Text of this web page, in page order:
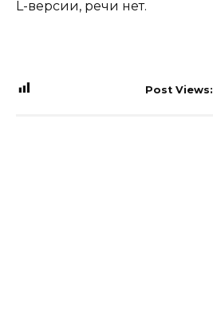
L-версии, речи нет.
Post Views: